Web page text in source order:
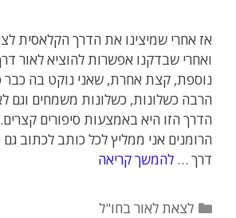
אז אחרי שמיצינו את הדרך הקלאסית
ואחרי שבדקנו אפשרות להוציא לאור
נוספת, קצת אחרת, שאני נוקט בה כבר
הרבה כשלונות, כשלונות משמחים וגם
הדרך הזו היא באמצעות סיפורים
הרומנים אני ממליץ לכל כותב לכתוב גם
דרך … להמשך קריאה
קטגוריות
לצאת לאור בחו"ל